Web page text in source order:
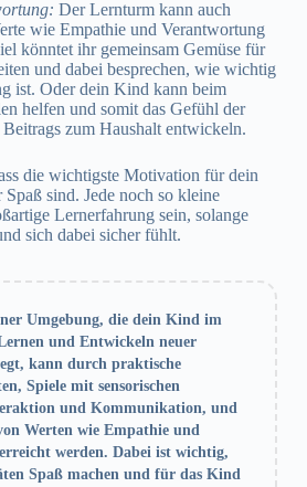
Der Lernturm kann auch
wie Empathie und Verantwortung
könntet ihr gemeinsam Gemüse für
und dabei besprechen, wie wichtig
ist. Oder dein Kind kann beim
helfen und somit das Gefühl der
zum Haushalt entwickeln.
die wichtigste Motivation für dein
sind. Jede noch so kleine
Lernerfahrung sein, solange
sich dabei sicher fühlt.
Umgebung, die dein Kind im
und Entwickeln neuer
kann durch praktische
Spiele mit sensorischen
und Kommunikation, und
Werten wie Empathie und
werden. Dabei ist wichtig,
Spaß machen und für das Kind